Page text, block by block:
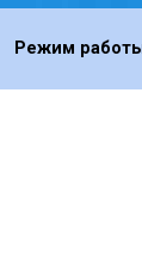
Режим